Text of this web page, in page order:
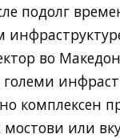
подолг
во
комплексен
мостови или